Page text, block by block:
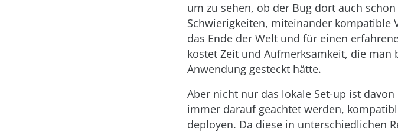
um zu sehen, ob der Bug dort auch
Schwierigkeiten, miteinander kompatible
das Ende der Welt und für einen
kostet Zeit und Aufmerksamkeit, die
Anwendung gesteckt hätte.
Aber nicht nur das lokale Set-up ist
immer darauf geachtet werden,
deployen. Da diese in unterschiedlichen